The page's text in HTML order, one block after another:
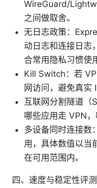
WireGuard/
之间做取舍。
无日志政策：
动日志和连接日志
合常用隐私习惯使
Kill Switch：若
网访问，避免真实
互联网分割隧道（
哪些应用走 VPN，
多设备同时连接数
用，具体数值以当
在可用范围内。
四、速度与稳定性评